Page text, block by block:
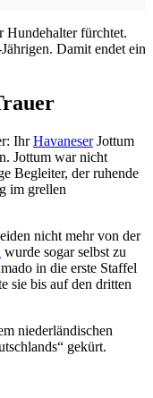
Hundehalter fürchtet.
Damit endet ein
IhrHavaneserJottum
Jottum war nicht
Begleiter, der ruhende
im grellen
nicht mehr von der
wurde sogar selbst zu
in die erste Staffel
sie bis auf den dritten
niederländischen
gekürt.